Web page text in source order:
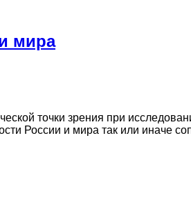
мира
точки зрения при
России и мира так или иначе